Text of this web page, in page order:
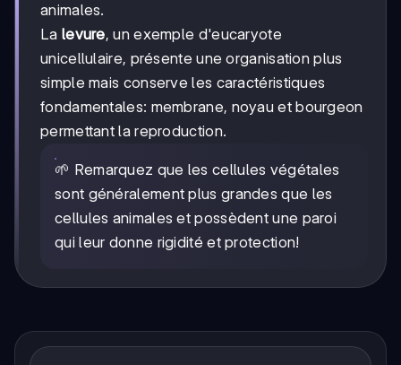
animales.
La levure, un exemple d'eucaryote
unicellulaire, présente une organisation plus
simple mais conserve les caractéristiques
fondamentales: membrane, noyau et bourgeon
permettant la reproduction.
🌱 Remarquez que les cellules végétales
sont généralement plus grandes que les
cellules animales et possèdent une paroi
qui leur donne rigidité et protection!